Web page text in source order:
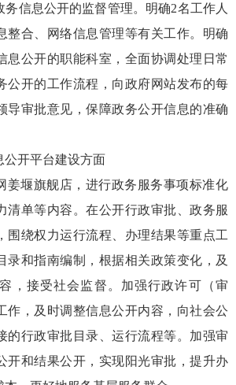
信息公开的监督管理。明确2名工作人
整合、网络信息管理等有关工作。明确
息公开的职能科室，全面协调处理日常
公开的工作流程，向政府网站发布的每
导审批意见，保障政务公开信息的准确
公开平台建设方面
姜堰旗舰店，进行政务服务事项标准化
清单等内容。在公开行政审批、政务服
围绕权力运行流程、办理结果等重点工
录和指南编制，根据相关政策变化，及
，接受社会监督。加强行政许可（审
作，及时调整信息公开内容，向社会公
的行政审批目录、运行流程等。加强审
开和结果公开，实现阳光审批，提升办